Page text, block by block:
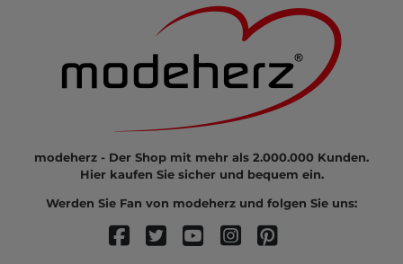
modeherz - Der Shop mit mehr als 2.000.000 Kunden.
Hier kaufen Sie sicher und bequem ein.
Werden Sie Fan von modeherz und folgen Sie uns: